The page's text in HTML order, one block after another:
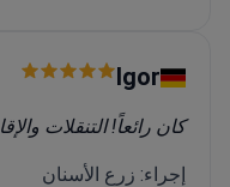
Igor
كان رائعاً! التنقلات
إجراء: زرع الأسنان